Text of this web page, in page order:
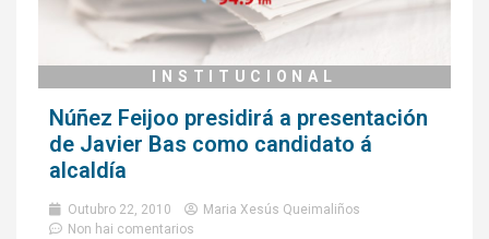
INSTITUCIONAL
Núñez Feijoo presidirá a presentación
de Javier Bas como candidato á
alcaldía
Outubro 22, 2010
Maria Xesús Queimaliños
Non hai comentarios